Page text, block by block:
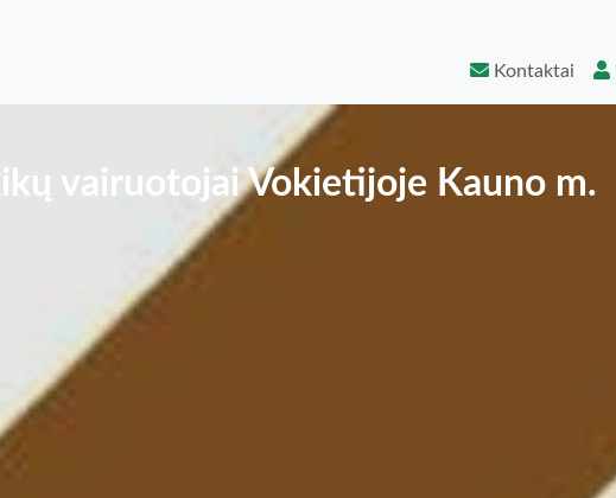
Kontaktai
vairuotojai Vokietijoje Kauno m.